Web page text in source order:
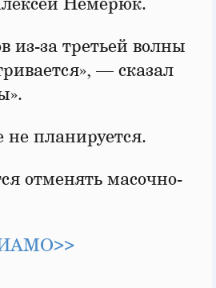
Немерюк.
из-за третьей волны
— сказал
не планируется.
отменять масочно-